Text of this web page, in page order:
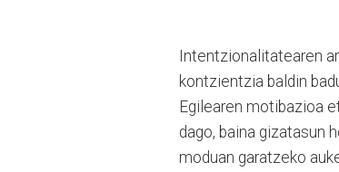
Intentzionalitatearen
kontzientzia baldin
Egilearen motibazioa
dago, baina gizatasun
moduan garatzeko